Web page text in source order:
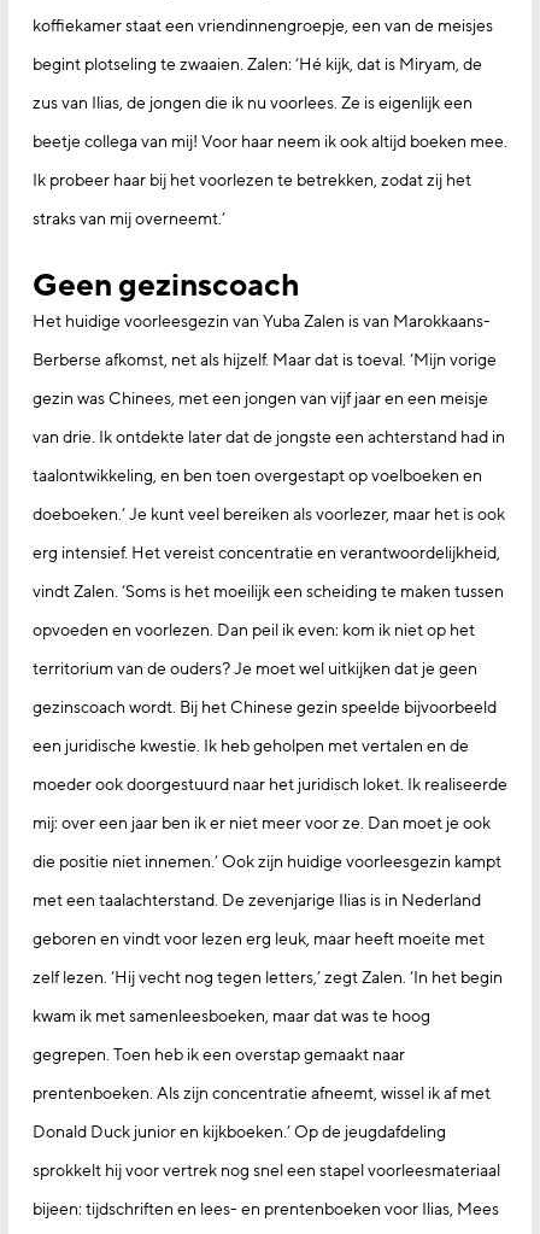
koffiekamer staat een vriendinnengroepje, een van de meisjes
begint plotseling te zwaaien. Zalen: ‘Hé kijk, dat is Miryam, de
zus van Ilias, de jongen die ik nu voorlees. Ze is eigenlijk een
beetje collega van mij! Voor haar neem ik ook altijd boeken mee.
Ik probeer haar bij het voorlezen te betrekken, zodat zij het
straks van mij overneemt.’
Geen gezinscoach
Het huidige voorleesgezin van Yuba Zalen is van Marokkaans-
Berberse afkomst, net als hijzelf. Maar dat is toeval. ‘Mijn vorige
gezin was Chinees, met een jongen van vijf jaar en een meisje
van drie. Ik ontdekte later dat de jongste een achterstand had in
taalontwikkeling, en ben toen overgestapt op voelboeken en
doeboeken.’ Je kunt veel bereiken als voorlezer, maar het is ook
erg intensief. Het vereist concentratie en verantwoordelijkheid,
vindt Zalen. ‘Soms is het moeilijk een scheiding te maken tussen
opvoeden en voorlezen. Dan peil ik even: kom ik niet op het
territorium van de ouders? Je moet wel uitkijken dat je geen
gezinscoach wordt. Bij het Chinese gezin speelde bijvoorbeeld
een juridische kwestie. Ik heb geholpen met vertalen en de
moeder ook doorgestuurd naar het juridisch loket. Ik realiseerde
mij: over een jaar ben ik er niet meer voor ze. Dan moet je ook
die positie niet innemen.’ Ook zijn huidige voorleesgezin kampt
met een taalachterstand. De zevenjarige Ilias is in Nederland
geboren en vindt voor lezen erg leuk, maar heeft moeite met
zelf lezen. ‘Hij vecht nog tegen letters,’ zegt Zalen. ‘In het begin
kwam ik met samenleesboeken, maar dat was te hoog
gegrepen. Toen heb ik een overstap gemaakt naar
prentenboeken. Als zijn concentratie afneemt, wissel ik af met
Donald Duck junior en kijkboeken.’ Op de jeugdafdeling
sprokkelt hij voor vertrek nog snel een stapel voorleesmateriaal
bijeen: tijdschriften en lees- en prentenboeken voor Ilias, Mees